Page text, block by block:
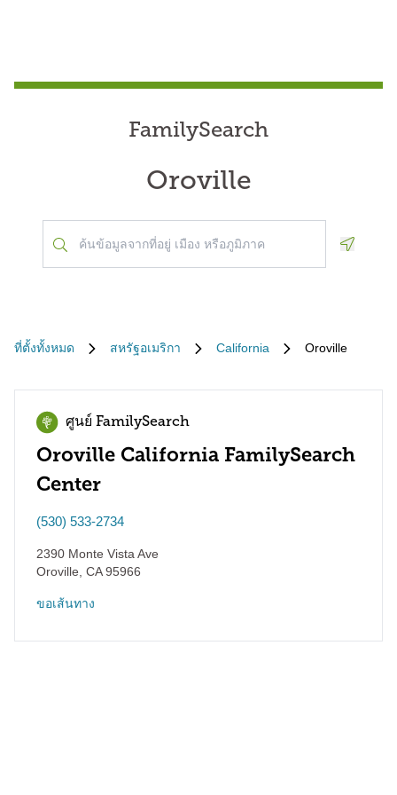
FamilySearch
Oroville
ที่ตั้งทั้งหมด สหรัฐอเมริกา California Oroville
ศูนย์ FamilySearch
Oroville California FamilySearch
Center
(530) 533-2734
2390 Monte Vista Ave
Oroville CA95966
ขอเส้นทาง